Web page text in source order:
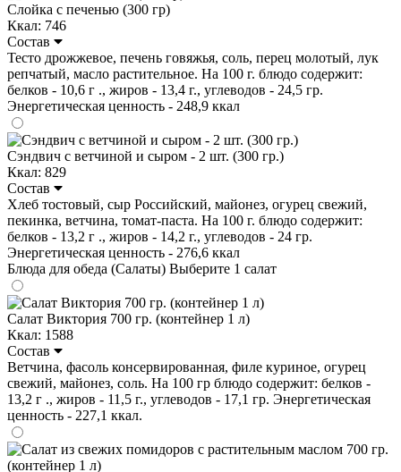
Слойка с печенью (300 гр)
Ккал: 746
Состав
Тесто дрожжевое, печень говяжья, соль, перец молотый, лук
репчатый, масло растительное. На 100 г. блюдо содержит:
белков - 10,6 г ., жиров - 13,4 г., углеводов - 24,5 гр.
Энергетическая ценность - 248,9 ккал
Сэндвич с ветчиной и сыром - 2 шт. (300 гр.)
Ккал: 829
Состав
Хлеб тостовый, сыр Российский, майонез, огурец свежий,
пекинка, ветчина, томат-паста. На 100 г. блюдо содержит:
белков - 13,2 г ., жиров - 14,2 г., углеводов - 24 гр.
Энергетическая ценность - 276,6 ккал
Блюда для обеда (Салаты) Выберите 1 салат
Салат Виктория 700 гр. (контейнер 1 л)
Ккал: 1588
Состав
Ветчина, фасоль консервированная, филе куриное, огурец
свежий, майонез, соль. На 100 гр блюдо содержит: белков -
13,2 г ., жиров - 11,5 г., углеводов - 17,1 гр. Энергетическая
ценность - 227,1 ккал.